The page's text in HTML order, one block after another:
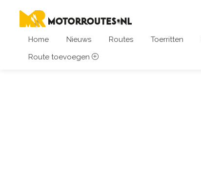
Home Nieuws Routes Toerritten
Route toevoegen